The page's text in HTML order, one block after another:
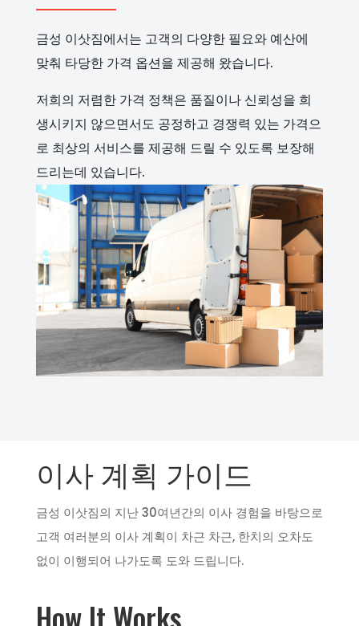
금성 이삿짐에서는 고객의 다양한 필요와 예산에
맞춰 타당한 가격 옵션을 제공해 왔습니다.
저희의 저렴한 가격 정책은 품질이나 신뢰성을 희
생시키지 않으면서도 공정하고 경쟁력 있는 가격으
로 최상의 서비스를 제공해 드릴 수 있도록 보장해
드리는데 있습니다.
이사 계획 가이드
금성 이삿짐의 지난 30여년간의 이사 경험을 바탕으로
고객 여러분의 이사 계획이 차근 차근, 한치의 오차도
없이 이행되어 나가도록 도와 드립니다.
How It Works